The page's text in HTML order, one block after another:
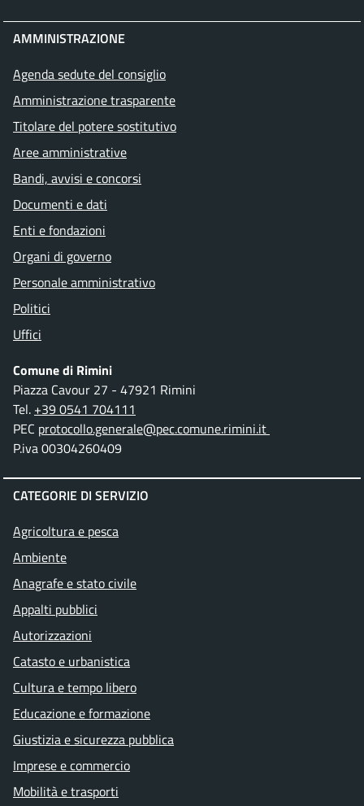
AMMINISTRAZIONE
Agenda sedute del consiglio
Amministrazione trasparente
Titolare del potere sostitutivo
Aree amministrative
Bandi, avvisi e concorsi
Documenti e dati
Enti e fondazioni
Organi di governo
Personale amministrativo
Politici
Uffici
Comune di Rimini
Piazza Cavour 27 - 47921 Rimini
Tel. +39 0541 704111
PEC protocollo.generale@pec.comune.rimini.it
P.iva 00304260409
CATEGORIE DI SERVIZIO
Agricoltura e pesca
Ambiente
Anagrafe e stato civile
Appalti pubblici
Autorizzazioni
Catasto e urbanistica
Cultura e tempo libero
Educazione e formazione
Giustizia e sicurezza pubblica
Imprese e commercio
Mobilità e trasporti